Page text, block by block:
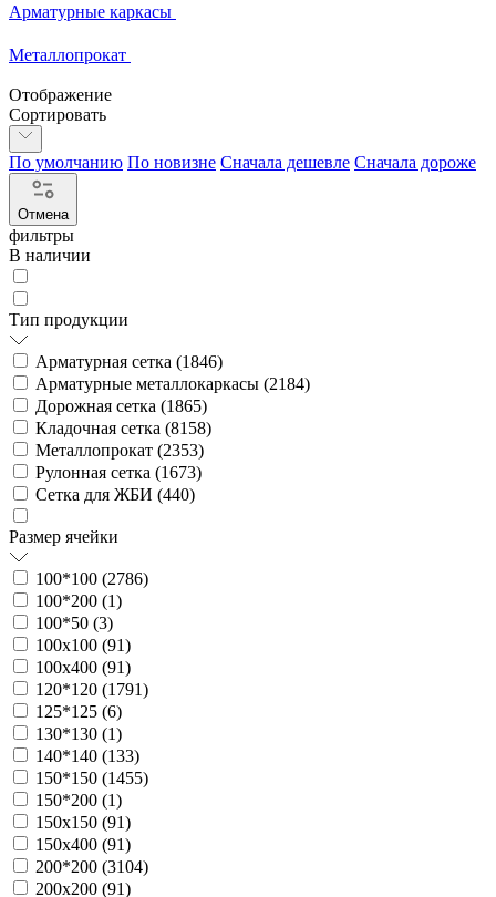
Арматурные каркасы
Металлопрокат
Отображение
Сортировать
По умолчанию По новизне Сначала дешевле Сначала дороже
Отмена
фильтры
В наличии
Тип продукции
Арматурная сетка (1846)
Арматурные металлокаркасы (2184)
Дорожная сетка (1865)
Кладочная сетка (8158)
Металлопрокат (2353)
Рулонная сетка (1673)
Сетка для ЖБИ (440)
Размер ячейки
100*100 (2786)
100*200 (1)
100*50 (3)
100х100 (91)
100х400 (91)
120*120 (1791)
125*125 (6)
130*130 (1)
140*140 (133)
150*150 (1455)
150*200 (1)
150х150 (91)
150х400 (91)
200*200 (3104)
200х200 (91)